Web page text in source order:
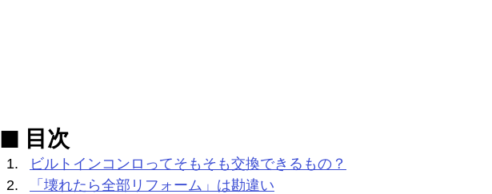
■ 目次
ビルトインコンロってそもそも交換できるもの？
「壊れたら全部リフォーム」は勘違い